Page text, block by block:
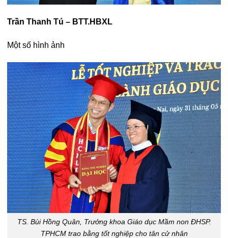
Trần Thanh Tú – BTT.HBXL
Một số hình ảnh
TS. Bùi Hồng Quân, Trưởng khoa Giáo dục Mầm non ĐHSP.
TPHCM trao bằng tốt nghiệp cho tân cử nhân